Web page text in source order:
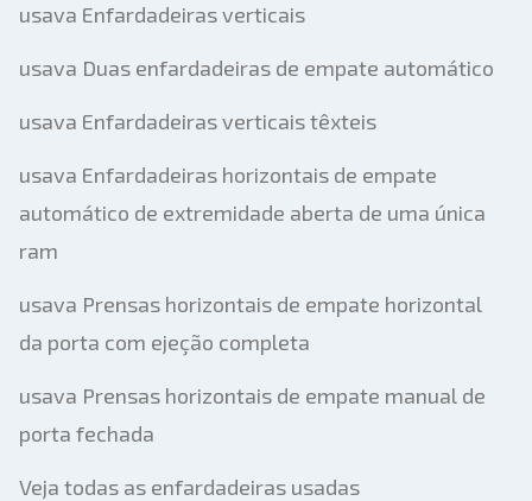
usava Enfardadeiras verticais
usava Duas enfardadeiras de empate automático
usava Enfardadeiras verticais têxteis
usava Enfardadeiras horizontais de empate
automático de extremidade aberta de uma única
ram
usava Prensas horizontais de empate horizontal
da porta com ejeção completa
usava Prensas horizontais de empate manual de
porta fechada
Veja todas as enfardadeiras usadas